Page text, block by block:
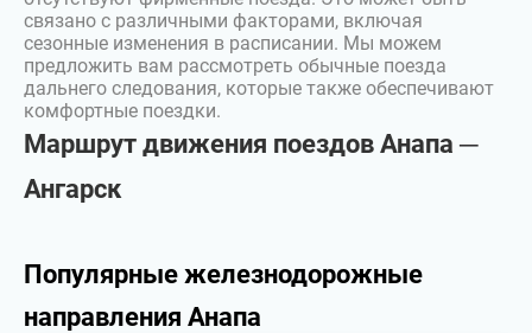
связано с различными факторами, включая
сезонные изменения в расписании. Мы можем
предложить вам рассмотреть обычные поезда
дальнего следования, которые также обеспечивают
комфортные поездки.
Маршрут движения поездов Анапа ─
Ангарск
Популярные железнодорожные
направления Анапа